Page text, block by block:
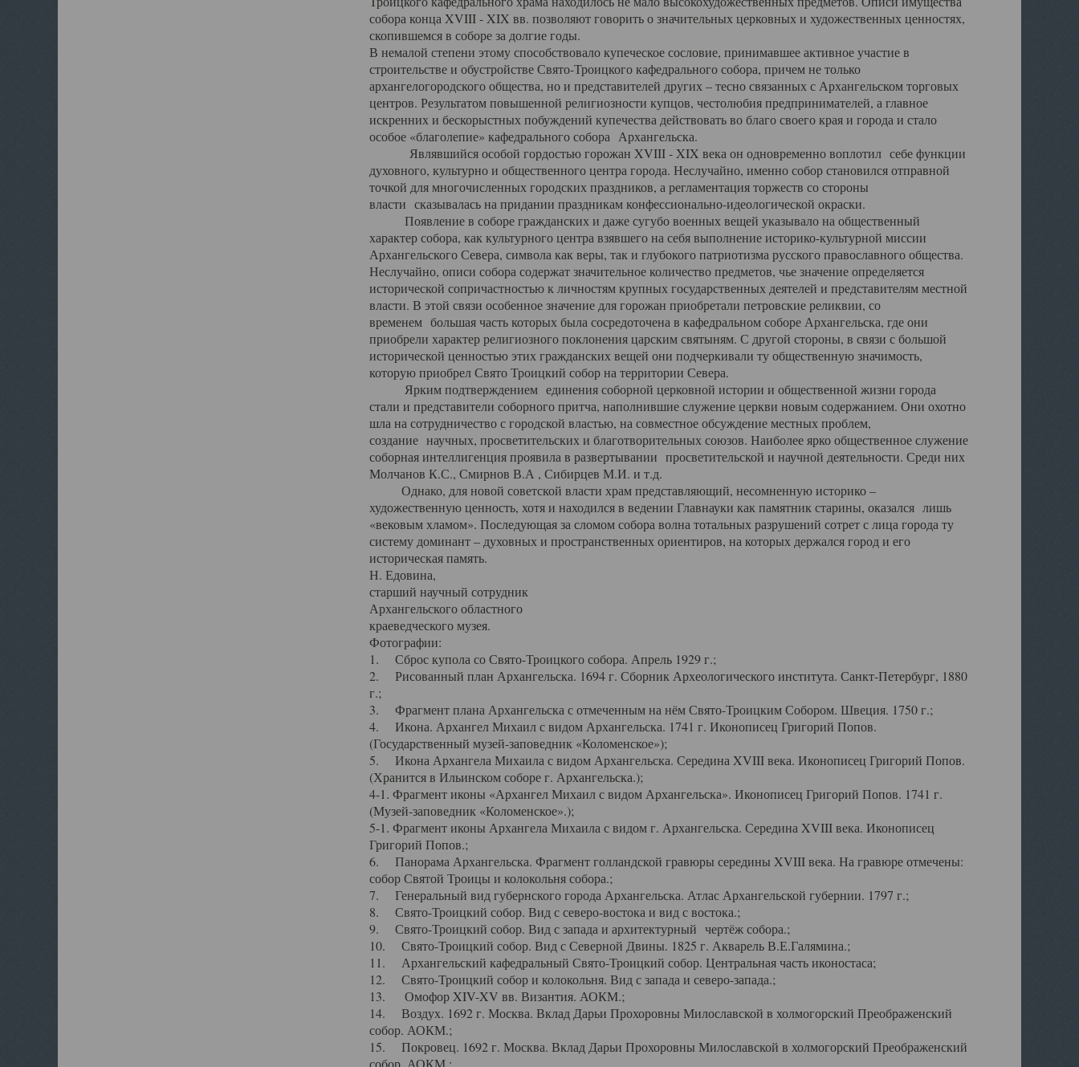
собора конца XVIII - XIX вв. позволяют говорить о значительных церковных и художественных ценностях,
скопившемся в соборе за долгие годы.
В немалой степени этому способствовало купеческое сословие, принимавшее активное участие в
строительстве и обустройстве Свято-Троицкого кафедрального собора, причем не только
архангелогородского общества, но и представителей других – тесно связанных с Архангельском торговых
центров. Результатом повышенной религиозности купцов, честолюбия предпринимателей, а главное
искренних и бескорыстных побуждений купечества действовать во благо своего края и города и стало
особое «благолепие» кафедрального собора Архангельска.
Являвшийся особой гордостью горожан XVIII - XIX века он одновременно воплотил себе функции
духовного, культурно и общественного центра города. Неслучайно, именно собор становился отправной
точкой для многочисленных городских праздников, а регламентация торжеств со стороны
власти сказывалась на придании праздникам конфессионально-идеологической окраски.
Появление в соборе гражданских и даже сугубо военных вещей указывало на общественный
характер собора, как культурного центра взявшего на себя выполнение историко-культурной миссии
Архангельского Севера, символа как веры, так и глубокого патриотизма русского православного общества.
Неслучайно, описи собора содержат значительное количество предметов, чье значение определяется
исторической сопричастностью к личностям крупных государственных деятелей и представителям местной
власти. В этой связи особенное значение для горожан приобретали петровские реликвии, со
временем большая часть которых была сосредоточена в кафедральном соборе Архангельска, где они
приобрели характер религиозного поклонения царским святыням. С другой стороны, в связи с большой
исторической ценностью этих гражданских вещей они подчеркивали ту общественную значимость,
которую приобрел Свято Троицкий собор на территории Севера.
Ярким подтверждением единения соборной церковной истории и общественной жизни города
стали и представители соборного притча, наполнившие служение церкви новым содержанием. Они охотно
шла на сотрудничество с городской властью, на совместное обсуждение местных проблем,
создание научных, просветительских и благотворительных союзов. Наиболее ярко общественное служение
соборная интеллигенция проявила в развертывании просветительской и научной деятельности. Среди них
Молчанов К.С., Смирнов В.А , Сибирцев М.И. и т.д.
Однако, для новой советской власти храм представляющий, несомненную историко –
художественную ценность, хотя и находился в ведении Главнауки как памятник старины, оказался лишь
«вековым хламом». Последующая за сломом собора волна тотальных разрушений сотрет с лица города ту
систему доминант – духовных и пространственных ориентиров, на которых держался город и его
историческая память.
Н. Едовина,
старший научный сотрудник
Архангельского областного
краеведческого музея.
Фотографии:
1. Сброс купола со Свято-Троицкого собора. Апрель 1929 г.;
2. Рисованный план Архангельска. 1694 г. Сборник Археологического института. Санкт-Петербург, 1880
г.;
3. Фрагмент плана Архангельска с отмеченным на нём Свято-Троицким Собором. Швеция. 1750 г.;
4. Икона. Архангел Михаил с видом Архангельска. 1741 г. Иконописец Григорий Попов.
(Государственный музей-заповедник «Коломенское»);
5. Икона Архангела Михаила с видом Архангельска. Середина XVIII века. Иконописец Григорий Попов.
(Хранится в Ильинском соборе г. Архангельска.);
4-1. Фрагмент иконы «Архангел Михаил с видом Архангельска». Иконописец Григорий Попов. 1741 г.
(Музей-заповедник «Коломенское».);
5-1. Фрагмент иконы Архангела Михаила с видом г. Архангельска. Середина XVIII века. Иконописец
Григорий Попов.;
6. Панорама Архангельска. Фрагмент голландской гравюры середины XVIII века. На гравюре отмечены:
собор Святой Троицы и колокольня собора.;
7. Генеральный вид губернского города Архангельска. Атлас Архангельской губернии. 1797 г.;
8. Свято-Троицкий собор. Вид с северо-востока и вид с востока.;
9. Свято-Троицкий собор. Вид с запада и архитектурный чертёж собора.;
10. Свято-Троицкий собор. Вид с Северной Двины. 1825 г. Акварель В.Е.Галямина.;
11. Архангельский кафедральный Свято-Троицкий собор. Центральная часть иконостаса;
12. Свято-Троицкий собор и колокольня. Вид с запада и северо-запада.;
13. Омофор XIV-XV вв. Византия. АОКМ.;
14. Воздух. 1692 г. Москва. Вклад Дарьи Прохоровны Милославской в холмогорский Преображенский
собор. АОКМ.;
15. Покровец. 1692 г. Москва. Вклад Дарьи Прохоровны Милославской в холмогорский Преображенский
собор. АОКМ.;